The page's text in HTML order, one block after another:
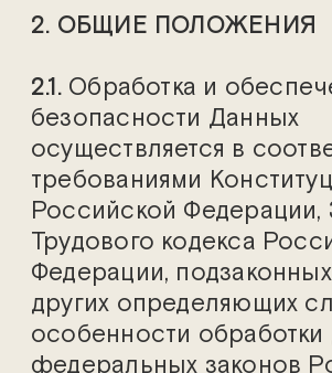
2. ОБЩИЕ ПОЛОЖЕНИЯ
2.1.Обработка и
безопасности Данных
осуществляется в
требованиями
Российской Федерации,
Трудового кодекса
Федерации, подзаконных
других определяющих
особенности
федеральных законов